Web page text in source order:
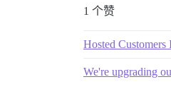
1 个赞
Hosted Customers
We're upgrading